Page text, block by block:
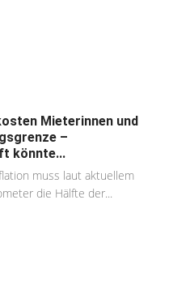
Mieterinnen und
–
könnte...
muss laut aktuellem
die Hälfte der...